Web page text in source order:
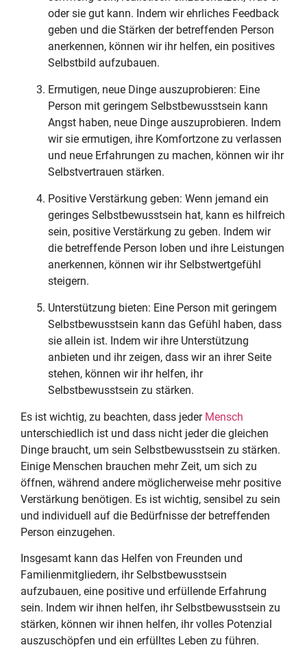
oder sie gut kann. Indem wir ehrliches Feedback
geben und die Stärken der betreffenden Person
anerkennen, können wir ihr helfen, ein positives
Selbstbild aufzubauen.
Ermutigen, neue Dinge auszuprobieren: Eine
Person mit geringem Selbstbewusstsein kann
Angst haben, neue Dinge auszuprobieren. Indem
wir sie ermutigen, ihre Komfortzone zu verlassen
und neue Erfahrungen zu machen, können wir ihr
Selbstvertrauen stärken.
Positive Verstärkung geben: Wenn jemand ein
geringes Selbstbewusstsein hat, kann es hilfreich
sein, positive Verstärkung zu geben. Indem wir
die betreffende Person loben und ihre Leistungen
anerkennen, können wir ihr Selbstwertgefühl
steigern.
Unterstützung bieten: Eine Person mit geringem
Selbstbewusstsein kann das Gefühl haben, dass
sie allein ist. Indem wir ihre Unterstützung
anbieten und ihr zeigen, dass wir an ihrer Seite
stehen, können wir ihr helfen, ihr
Selbstbewusstsein zu stärken.
Es ist wichtig, zu beachten, dass jeder Mensch
unterschiedlich ist und dass nicht jeder die gleichen
Dinge braucht, um sein Selbstbewusstsein zu stärken.
Einige Menschen brauchen mehr Zeit, um sich zu
öffnen, während andere möglicherweise mehr positive
Verstärkung benötigen. Es ist wichtig, sensibel zu sein
und individuell auf die Bedürfnisse der betreffenden
Person einzugehen.
Insgesamt kann das Helfen von Freunden und
Familienmitgliedern, ihr Selbstbewusstsein
aufzubauen, eine positive und erfüllende Erfahrung
sein. Indem wir ihnen helfen, ihr Selbstbewusstsein zu
stärken, können wir ihnen helfen, ihr volles Potenzial
auszuschöpfen und ein erfülltes Leben zu führen.